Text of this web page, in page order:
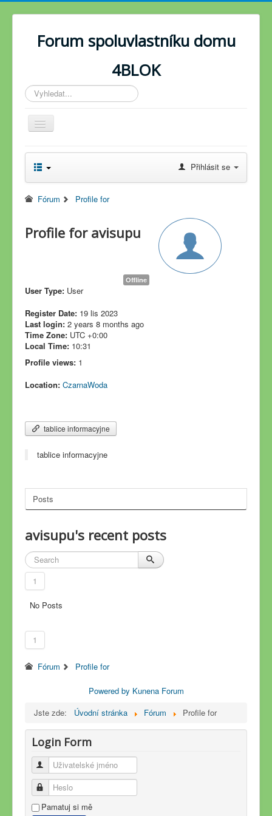
Forum spoluvlastníku domu
4BLOK
Vyhledávání...
Toggle
Navigation
Novinky
Fórum
Přihlásit se
Fórum Profile for
Profile for avisupu
Offline
User Type: User
Register Date: 19 lis 2023
Last login: 2 years 8 months ago
Time Zone: UTC +0:00
Local Time: 10:31
Profile views: 1
Location: CzarnaWoda
tablice informacyjne
tablice informacyjne
Posts
avisupu's recent posts
1
No Posts
1
Fórum Profile for
Powered by Kunena Forum
Jste zde:
Úvodní stránka Fórum Profile for
Login Form
Uživatelské jméno
Heslo
Pamatuj si mě